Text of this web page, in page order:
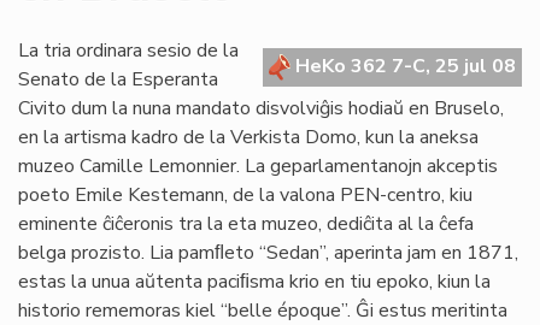
HeKo 362 7-C, 25 jul 08
La tria ordinara sesio de la
Senato de la Esperanta
Civito dum la nuna mandato disvolviĝis hodiaŭ en Bruselo,
en la artisma kadro de la Verkista Domo, kun la aneksa
muzeo Camille Lemonnier. La geparlamentanojn akceptis
poeto Emile Kestemann, de la valona PEN-centro, kiu
eminente ĉiĉeronis tra la eta muzeo, dediĉita al la ĉefa
belga prozisto. Lia pamﬂeto “Sedan”, aperinta jam en 1871,
estas la unua aŭtenta paciﬁsma krio en tiu epoko, kiun la
historio rememoras kiel “belle époque”. Ĝi estus meritinta